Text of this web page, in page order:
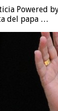
Powered
del papa …